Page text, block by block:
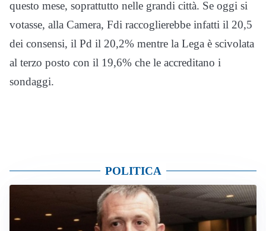
questo mese, soprattutto nelle grandi città. Se oggi si
votasse, alla Camera, Fdi raccoglierebbe infatti il 20,5
dei consensi, il Pd il 20,2% mentre la Lega è scivolata
al terzo posto con il 19,6% che le accreditano i
sondaggi.
POLITICA